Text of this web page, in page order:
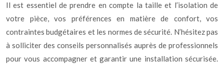
Il est essentiel de prendre en compte la taille et l’isolation de
votre pièce, vos préférences en matière de confort, vos
contraintes budgétaires et les normes de sécurité. N’hésitez pas
à solliciter des conseils personnalisés auprès de professionnels
pour vous accompagner et garantir une installation sécurisée.